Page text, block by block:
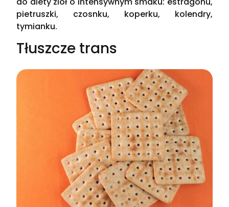
pietruszki, czosnku, koperku, kolendry,
tymianku.
Tłuszcze trans